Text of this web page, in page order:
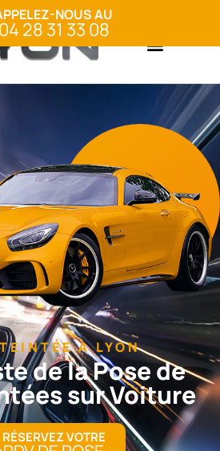
À LYON
de la Pose de
sur Voiture
RÉSERVEZ VOTRE
NOUS AU
04 28 31 33 08